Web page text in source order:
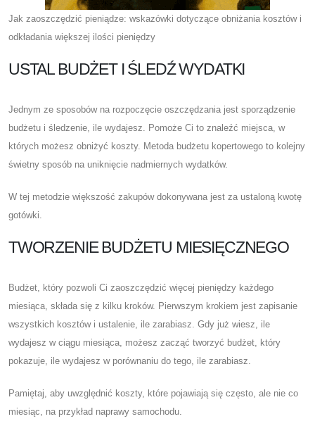
Jak zaoszczędzić pieniądze: wskazówki dotyczące obniżania kosztów i
odkładania większej ilości pieniędzy
USTAL BUDŻET I ŚLEDŹ WYDATKI
Jednym ze sposobów na rozpoczęcie oszczędzania jest sporządzenie
budżetu i śledzenie, ile wydajesz. Pomoże Ci to znaleźć miejsca, w
których możesz obniżyć koszty. Metoda budżetu kopertowego to kolejny
świetny sposób na uniknięcie nadmiernych wydatków.
W tej metodzie większość zakupów dokonywana jest za ustaloną kwotę
gotówki.
TWORZENIE BUDŻETU MIESIĘCZNEGO
Budżet, który pozwoli Ci zaoszczędzić więcej pieniędzy każdego
miesiąca, składa się z kilku kroków. Pierwszym krokiem jest zapisanie
wszystkich kosztów i ustalenie, ile zarabiasz. Gdy już wiesz, ile
wydajesz w ciągu miesiąca, możesz zacząć tworzyć budżet, który
pokazuje, ile wydajesz w porównaniu do tego, ile zarabiasz.
Pamiętaj, aby uwzględnić koszty, które pojawiają się często, ale nie co
miesiąc, na przykład naprawy samochodu.